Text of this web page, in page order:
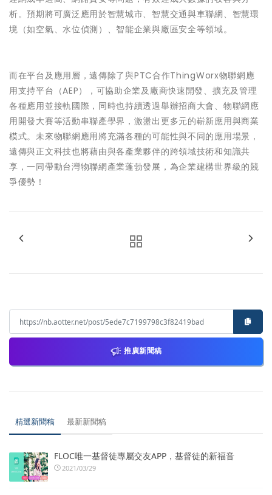
析。預期將可廣泛應用於智慧城市、智慧交通與車聯網、智慧環
境（如空氣、水位偵測）、智能企業與廠區安全等領域。
而在平台及應用層 ，遠傳除了與PTC合作ThingWorx物聯網應
用支持平台（AEP），可協助企業及廠商快速開發、擴充及管理
各種應用並接軌國際，同時也持續透過舉辦招商大會、物聯網應
用開發大賽等活動串聯產學界，激盪出更多元的嶄新應用與商業
模式。未來物聯網應用將充滿各種的可能性與不同的應用場景，
遠傳與正文科技也將藉由與各產業夥伴的跨領域技術和知識共
享，一同帶動台灣物聯網產業蓬勃發展，為企業建構世界級的競
爭優勢！
推廣新聞稿
精選新聞稿 最新新聞稿
FLOC唯一基督徒專屬交友APP，基督徒的新福音
2021/03/29